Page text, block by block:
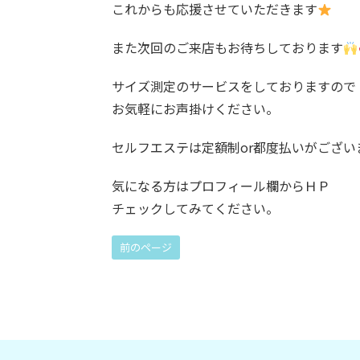
これからも応援させていただきます
また次回のご来店もお待ちしております
サイズ測定のサービスをしておりますので
お気軽にお声掛けください。
セルフエステは定額制or都度払いがござい
気になる方はプロフィール欄からＨＰ
チェックしてみてください。
前のページ